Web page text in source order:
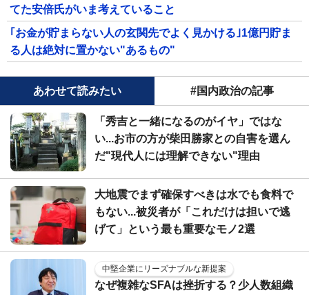
てた安倍氏がいま考えていること
｢お金が貯まらない人の玄関先でよく見かける｣1億円貯ま
る人は絶対に置かない"あるもの"
あわせて読みたい #国内政治の記事
「秀吉と一緒になるのがイヤ」ではな
い...お市の方が柴田勝家との自害を選ん
だ"現代人には理解できない"理由
大地震でまず確保すべきは水でも食料で
もない...被災者が「これだけは担いで逃
げて」という最も重要なモノ2選
中堅企業にリーズナブルな新提案
なぜ複雑なSFAは挫折する？少人数組織